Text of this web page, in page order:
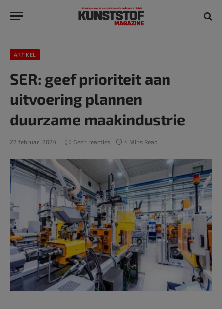
ARTIKEL
SER: geef prioriteit aan
uitvoering plannen
duurzame maakindustrie
22 februari 2024 Geen reacties 4 Mins Read